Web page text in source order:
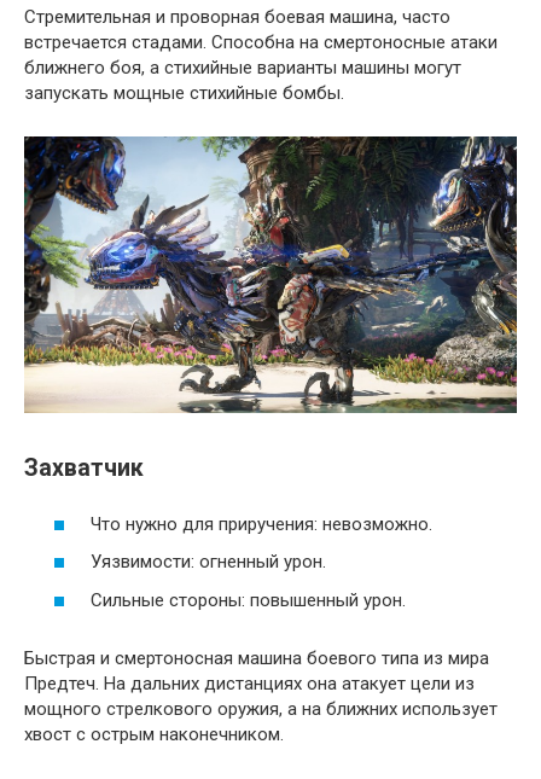
Стремительная и проворная боевая машина, часто
встречается стадами. Способна на смертоносные атаки
ближнего боя, а стихийные варианты машины могут
запускать мощные стихийные бомбы.
Захватчик
Что нужно для приручения: невозможно.
Уязвимости: огненный урон.
Сильные стороны: повышенный урон.
Быстрая и смертоносная машина боевого типа из мира
Предтеч. На дальних дистанциях она атакует цели из
мощного стрелкового оружия, а на ближних использует
хвост с острым наконечником.